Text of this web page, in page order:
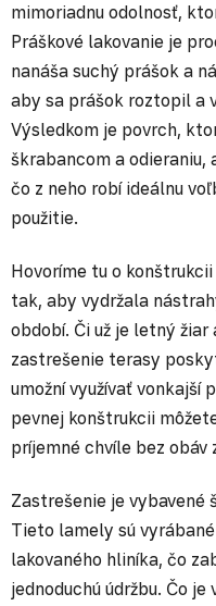
mimoriadnu odolnosť,
Práškové lakovanie je
nanáša suchý prášok a
aby sa prášok roztopil a
Výsledkom je povrch,
škrabancom a odieraniu,
čo z neho robí ideálnu
použitie.
Hovoríme tu o
tak, aby vydržala
období. Či už je letný
zastrešenie terasy
umožní využívať
pevnej konštrukcii
príjemné chvíle bez obáv
Zastrešenie je vybavené
Tieto lamely sú
lakovaného hliníka, čo
jednoduchú údržbu. Čo